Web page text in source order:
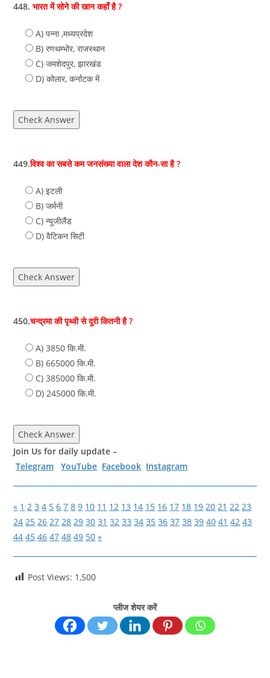
448. भारत में सोने की खान कहाँ है ?
A) पन्‍ना ,मध्‍यप्रदेश
B) रणथम्‍भोर, राजस्‍थान
C) जमशेदपुर, झारखंड
D) कोलार, कर्नाटक में
Check Answer
449.विश्व का सबसे कम जनसंख्या वाला देश कौन-सा है ?
A) इटली
B) जर्मनी
C) न्‍यूजीलैंड
D) वैटिकन सिटी
Check Answer
450.चन्द्रमा की पृथ्वी से दूरी कितनी है ?
A) 3850 कि.मी.
B) 665000 कि.मी.
C) 385000 कि.मी.
D) 245000 कि.मी.
Check Answer
Join Us for daily update –
Telegram
YouTube Facebook Instagram
« 1 2 3 4 5 6 7 8 9 10 11 12 13 14 15 16 17 18 19 20 21 22 23
24 25 26 27 28 29 30 31 32 33 34 35 36 37 38 39 40 41 42 43
44 45 46 47 48 49 50 »
Post Views: 1,500
प्लीज शेयर करें